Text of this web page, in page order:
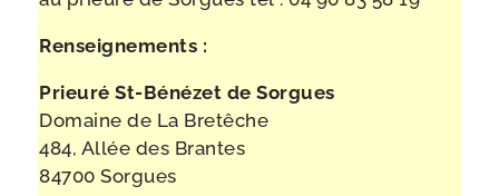
Renseignements :
Prieuré St-​Bénézet de Sorgues
Domaine de La Bretêche
484, Allée des Brantes
84700 Sorgues